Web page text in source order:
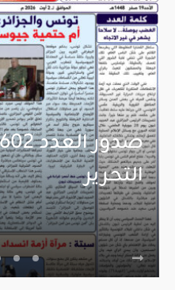
التحرير